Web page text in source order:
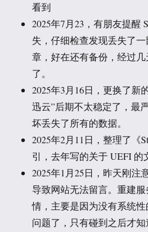
看到
2025年7月23，有朋友提醒
失，仔细检查发现丢失了一
章，好在还有备份，经过
了。
2025年3月16日，更换了新
迅云”后期不太稳定了，最
坏丢失了所有的数据。
2025年2月11日，整理了《
引，去年写的关于 UEFI 的
2025年1月25日，昨天刚注
导致网站无法留言。重建
情，主要是因为没有系统
问题了，只有碰到之后才知